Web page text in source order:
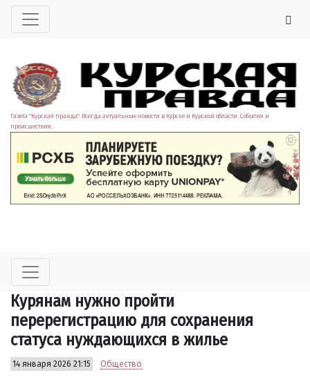
Газета "Курская правда". Всегда актуальные новости в Курске и Курской области. События и
происшествия.
Курянам нужно пройти
перерегистрацию для сохранения
статуса нуждающихся в жилье
14 января 2026 21:15 Общество